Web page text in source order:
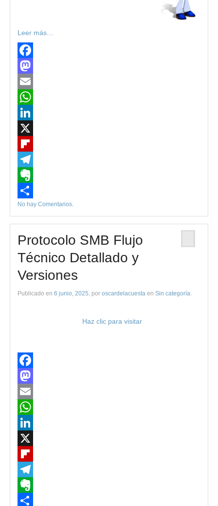
Leer más…
Facebook
Mastodon
Email
WhatsApp
LinkedIn
Flipboard
Telegram
Evernote
Compartir
No hay Comentarios
Protocolo SMB Flujo
Técnico Detallado y
Versiones
Publicado en 6 junio, 2025 , por oscardelacuesta en Sin categoría
Haz clic para visitar
Facebook
Mastodon
Email
WhatsApp
LinkedIn
Flipboard
Telegram
Evernote